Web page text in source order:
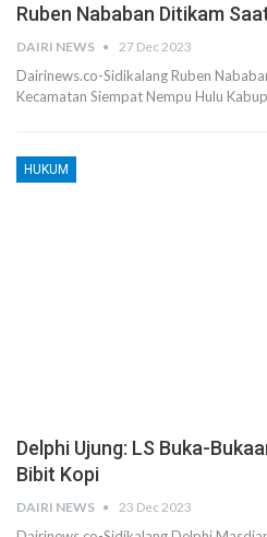
Ruben Nababan Ditikam
DAIRI NEWS 27 Dec 2023
Dairinews.co-Sidikalang Ruben
Kecamatan Siempat Nempu Hulu
HUKUM
Delphi Ujung: LS Buka-
Bibit Kopi
DAIRI NEWS 23 Dec 2023